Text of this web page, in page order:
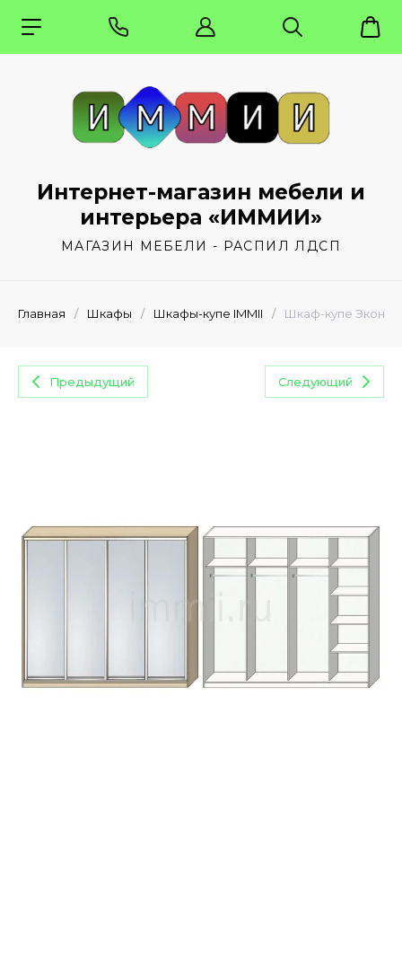
Интернет-магазин мебели и
интерьера «ИММИИ»
МАГАЗИН МЕБЕЛИ - РАСПИЛ ЛДСП
Главная / Шкафы / Шкафы-купе IMMII / Шкаф-купе Эконом
Предыдущий Следующий